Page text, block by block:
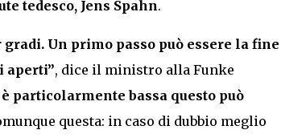
tedesco, Jens Spahn.
Un primo passo può essere la fine
aperti”, dice il ministro alla Funke
particolarmente bassa questo può
questa: in caso di dubbio meglio